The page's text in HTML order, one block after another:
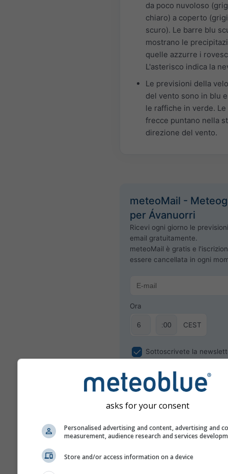
da poco nuvoloso
chiaro) a coperto
scuro). Le barre blu
mostrano le
quelle azzurre i
L'asterisco indica la
Le previsioni della
del vento sono in blu
le raffiche in verde. Le
frecce puntano nella
direzione del vento.
meteoMail -
per Ávanuorri
Ricevi ogni giorno le
email gratuitamente.
meteoMail è gratis e
essere cancellata in ogni
Ora
CEST
Sottoscrivete la
asks for your consent
Personalised advertising and content, advertising and
measurement, audience research and services
Store and/or access information on a device